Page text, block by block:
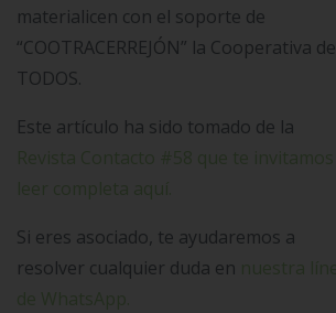
materialicen con el soporte de
“COOTRACERREJÓN” la Cooperativa de
TODOS.
Este artículo ha sido tomado de la
Si eres asociado, te ayudaremos a
resolver cualquier duda en